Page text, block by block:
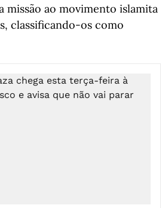
missão ao movimento islamita
classificando-os como